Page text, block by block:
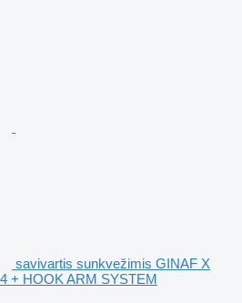
savivartis sunkvežimis GINAF X
+ HOOK ARM SYSTEM